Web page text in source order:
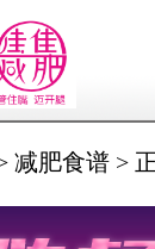
减肥食谱 >